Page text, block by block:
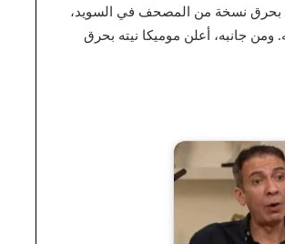
بحرق نسخة من المصحف في السويد،
ومن جانبه، أعلن موميكا نيته بحرق